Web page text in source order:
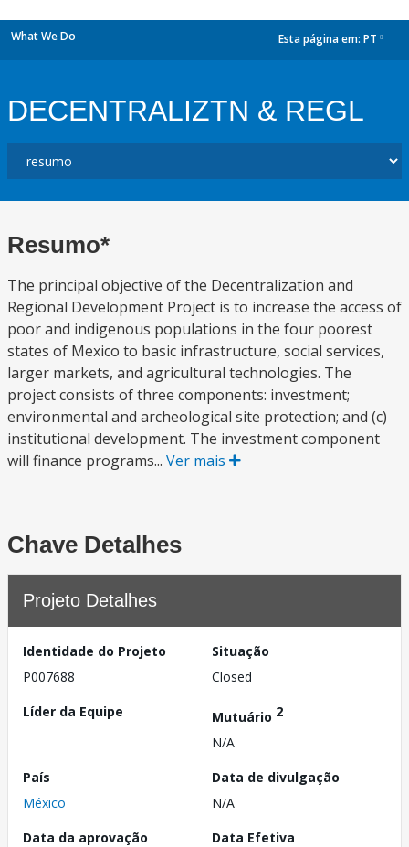
What We Do Esta página em: PT
DECENTRALIZTN & REGL
Resumo*
The principal objective of the Decentralization and
Regional Development Project is to increase the access of
poor and indigenous populations in the four poorest
states of Mexico to basic infrastructure, social services,
larger markets, and agricultural technologies. The
project consists of three components: investment;
environmental and archeological site protection; and (c)
institutional development. The investment component
will finance programs... Ver mais
Chave Detalhes
Projeto Detalhes
Identidade do Projeto
P007688
Situação
Closed
Líder da Equipe
Mutuário 2
N/A
País
México
Data de divulgação
N/A
Data da aprovação
Data Efetiva